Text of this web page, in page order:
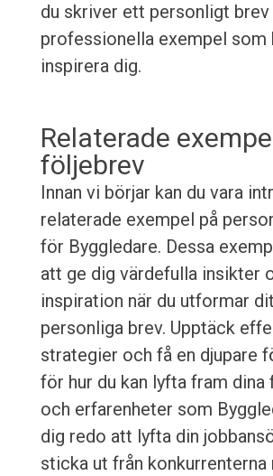
du skriver ett personligt brev
professionella exempel som
inspirera dig.
Relaterade
följebrev
Innan vi börjar kan du vara
relaterade exempel på
för Byggledare. Dessa
att ge dig värdefulla insikter
inspiration när du utformar
personliga brev. Upptäck
strategier och få en djupare
för hur du kan lyfta fram dina
och erfarenheter som
dig redo att lyfta din
sticka ut från konkurrenterna